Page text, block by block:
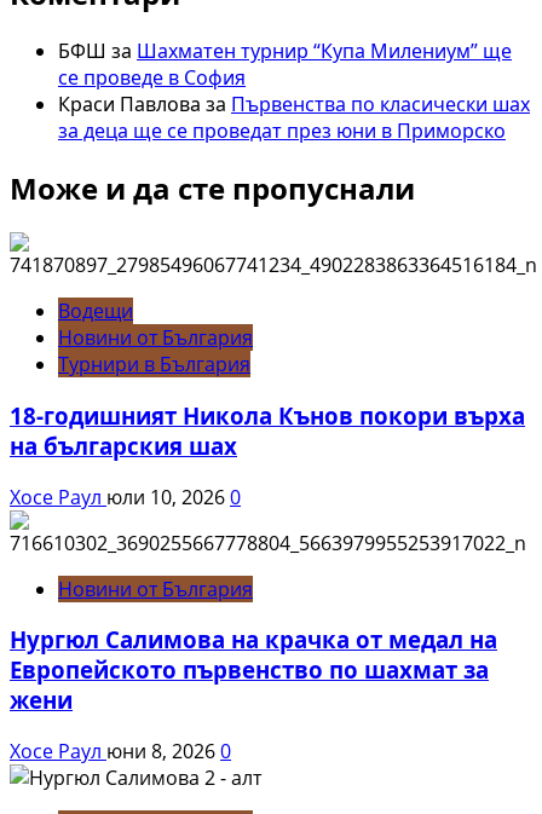
БФШ за Шахматен турнир “Купа Милениум” ще
се проведе в София
Краси Павлова за Първенства по класически шах
за деца ще се проведат през юни в Приморско
Може и да сте пропуснали
Водещи
Новини от България
Турнири в България
18-годишният Никола Кънов покори върха
на българския шах
Хосе Раул юли 10, 20260
Новини от България
Нургюл Салимова на крачка от медал на
Европейското първенство по шахмат за
жени
Хосе Раул юни 8, 20260